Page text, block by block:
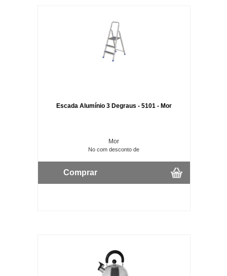
Escada Alumínio 3 Degraus - 5101 - Mor
Mor
No com desconto de
Comprar